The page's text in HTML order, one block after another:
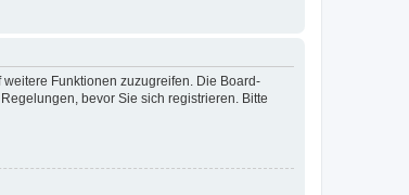
Funktionen zuzugreifen. Die Board-
bevor Sie sich registrieren. Bitte